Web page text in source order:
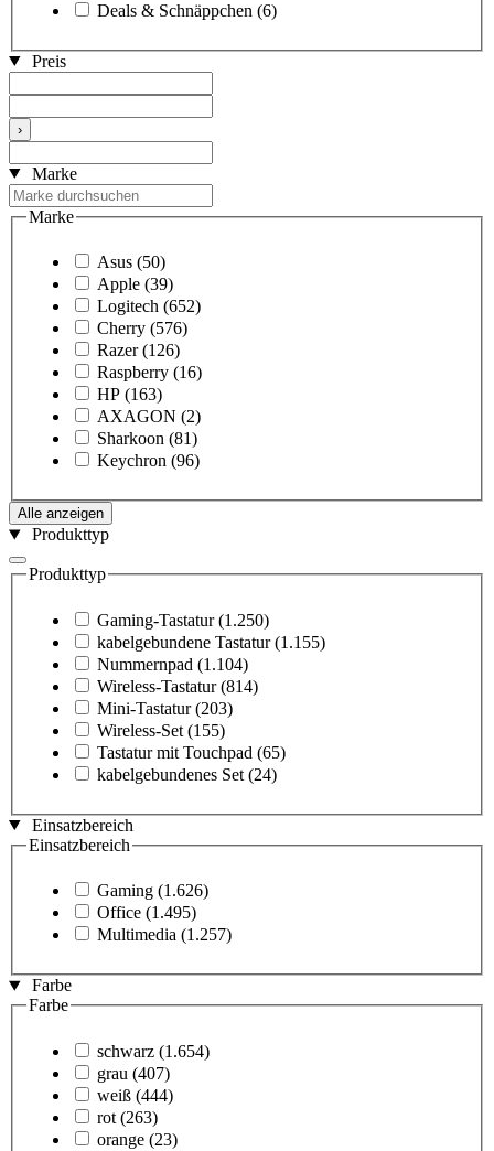
Deals & Schnäppchen (6)
Preis
›
Marke
Marke
Asus (50)
Apple (39)
Logitech (652)
Cherry (576)
Razer (126)
Raspberry (16)
HP (163)
AXAGON (2)
Sharkoon (81)
Keychron (96)
Alle anzeigen
Produkttyp
Produkttyp
Gaming-Tastatur (1.250)
kabelgebundene Tastatur (1.155)
Nummernpad (1.104)
Wireless-Tastatur (814)
Mini-Tastatur (203)
Wireless-Set (155)
Tastatur mit Touchpad (65)
kabelgebundenes Set (24)
Einsatzbereich
Einsatzbereich
Gaming (1.626)
Office (1.495)
Multimedia (1.257)
Farbe
Farbe
schwarz (1.654)
grau (407)
weiß (444)
rot (263)
orange (23)